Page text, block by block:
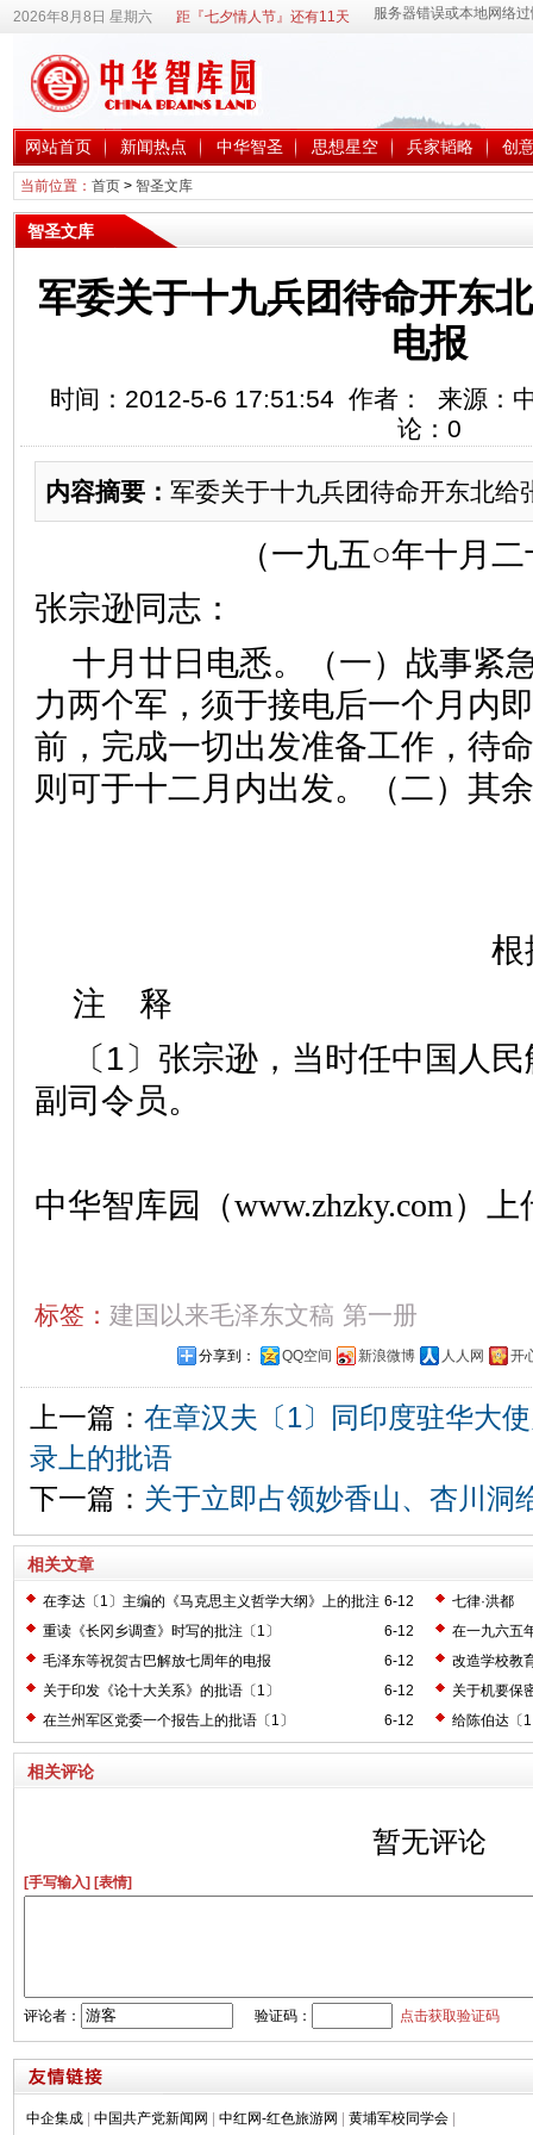
2026年8月8日 星期六 距『七夕情人节』还有11天
网站首页 新闻热点 中华智圣 思想星空 兵家韬略 创
当前位置： 首页> 智圣文库
智圣文库
军委关于十九兵团待命开东
电报
时间：2012-5-6 17:51:54 作者： 来源：
论： 0
内容摘要： 军委关于十九兵团待命开东北给
（一九五○年十月
张宗逊同志：
十月廿日电悉。（一）战事紧
力两个军，须于接电后一个月内
前，完成一切出发准备工作，待
则可于十二月内出发。（二）其
根
注 释
〔1〕张宗逊，当时任中国人
副司令员。
中华智库园（www.zhzky.com）上
标签： 建国以来毛泽东文稿 第一册
分享到： QQ空间 新浪微博 人人网 开
上一篇： 在章汉夫〔1〕同印度驻华大
录上的批语
下一篇： 关于立即占领妙香山、杏川洞
相关文章
6-12
在李达〔1〕主编的《马克思主义哲学大纲》上的批注
〔2〕
七律·洪都
6-12
重读《长冈乡调查》时写的批注〔1〕
在一九六五
6-12
毛泽东等祝贺古巴解放七周年的电报
改造学校教
6-12
关于印发《论十大关系》的批语〔1〕
关于机要保
6-12
在兰州军区党委一个报告上的批语〔1〕 给陈伯达〔
相关评论
暂无评论
[手写输入] [表情]
评论者： 验证码： 点击获取验证码
中企集成 | 中国共产党新闻网 | 中红网-红色旅游网 | 黄埔军校同学会 |